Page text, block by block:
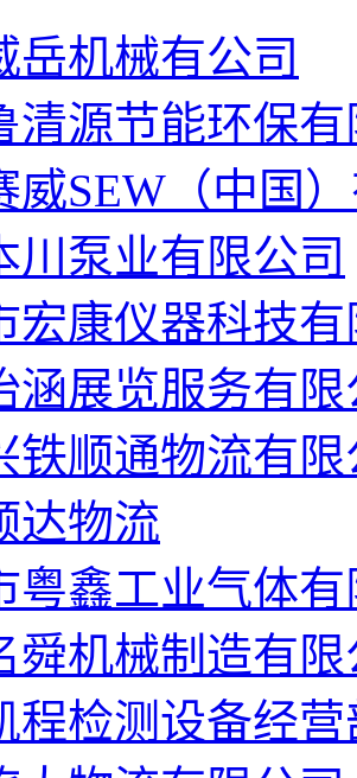
岳机械有公司
清源节能环保
威SEW（中国
川泵业有限公司
宏康仪器科技
涵展览服务有
铁顺通物流有限
达物流
粤鑫工业气体
舜机械制造有
程检测设备经营